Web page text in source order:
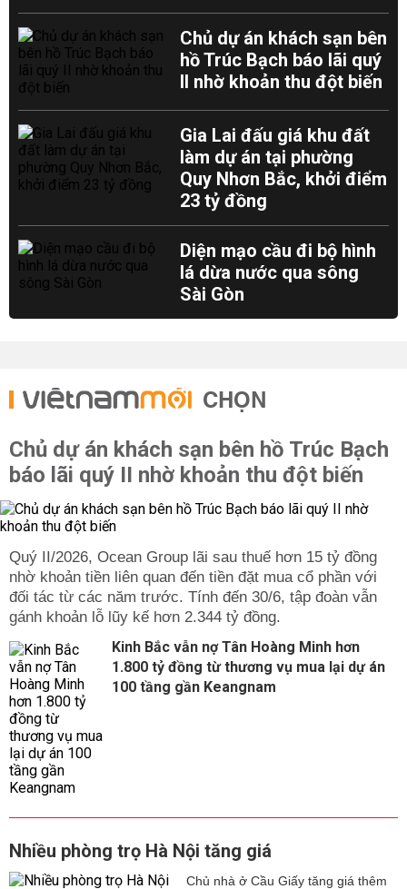
Chủ dự án khách sạn bên
hồ Trúc Bạch báo lãi quý
II nhờ khoản thu đột biến
Gia Lai đấu giá khu đất
làm dự án tại phường
Quy Nhơn Bắc, khởi điểm
23 tỷ đồng
Diện mạo cầu đi bộ hình
lá dừa nước qua sông
Sài Gòn
CHỌN
Chủ dự án khách sạn bên hồ Trúc Bạch
báo lãi quý II nhờ khoản thu đột biến
Quý II/2026, Ocean Group lãi sau thuế hơn 15 tỷ đồng
nhờ khoản tiền liên quan đến tiền đặt mua cổ phần với
đối tác từ các năm trước. Tính đến 30/6, tập đoàn vẫn
gánh khoản lỗ lũy kế hơn 2.344 tỷ đồng.
Kinh Bắc vẫn nợ Tân Hoàng Minh hơn
1.800 tỷ đồng từ thương vụ mua lại dự án
100 tầng gần Keangnam
Nhiều phòng trọ Hà Nội tăng giá
Chủ nhà ở Cầu Giấy tăng giá thêm